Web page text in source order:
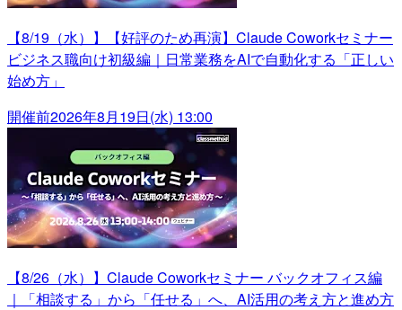
【8/19（水）】【好評のため再演】Claude Coworkセミナー
ビジネス職向け初級編｜日常業務をAIで自動化する「正しい
始め方」
開催前2026年8月19日(水) 13:00
【8/26（水）】Claude Coworkセミナー バックオフィス編
｜「相談する」から「任せる」へ、AI活用の考え方と進め方